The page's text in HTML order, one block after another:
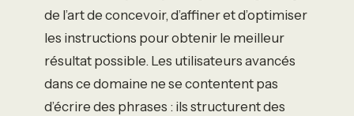
de l’art de concevoir, d’affiner et d’optimiser
les instructions pour obtenir le meilleur
résultat possible. Les utilisateurs avancés
dans ce domaine ne se contentent pas
d’écrire des phrases : ils structurent des